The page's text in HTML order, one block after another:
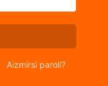
Aizmirsi paroli?